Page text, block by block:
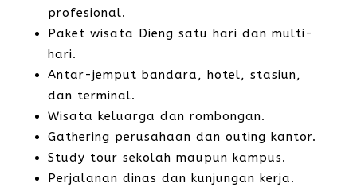
profesional.
Paket wisata Dieng satu hari dan multi-
hari.
Antar-jemput bandara, hotel, stasiun,
dan terminal.
Wisata keluarga dan rombongan.
Gathering perusahaan dan outing kantor.
Study tour sekolah maupun kampus.
Perjalanan dinas dan kunjungan kerja.